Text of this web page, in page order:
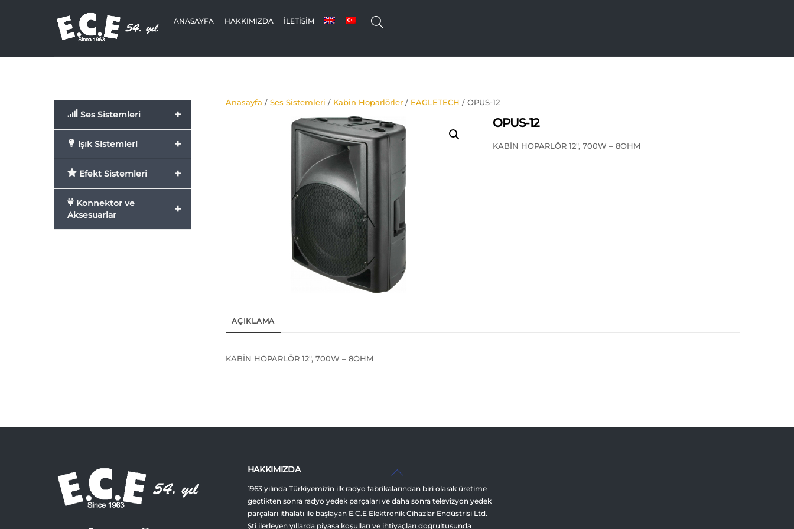
ANASAYFA HAKKIMIZDA İLETIŞIM
Anasayfa / Ses Sistemleri / Kabin Hoparlörler / EAGLETECH / OPUS-12
OPUS-12
KABİN HOPARLÖR 12″, 700W – 8OHM
AÇIKLAMA
KABİN HOPARLÖR 12″, 700W – 8OHM
+
Ses Sistemleri
+
Işık Sistemleri
+
Efekt Sistemleri
+
Konnektor ve
Aksesuarlar
Back
Top
HAKKIMIZDA
1963 yılında Türkiyemizin ilk radyo fabrikalarından biri olarak üretime
geçtikten sonra radyo yedek parçaları ve daha sonra televizyon yedek
parçaları ithalatı ile başlayan E.C.E Elektronik Cihazlar Endüstrisi Ltd.
Şti ilerleyen yıllarda piyasa koşulları ve ihtiyaçları doğrultusunda